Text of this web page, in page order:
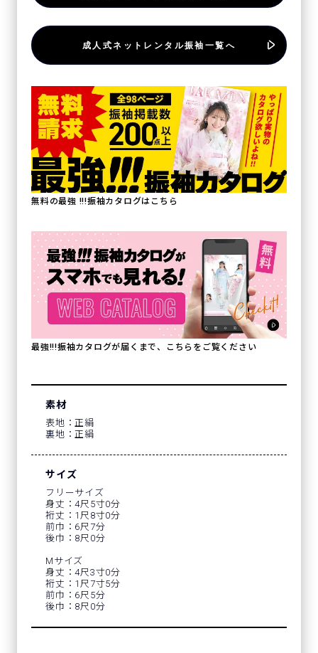
成人式ネットレンタル振袖一覧へ
無料の最強 !!!振袖カタログはこちら
最強!!!振袖カタログが届くまで、こちらをご覧ください
素材
表地：正絹
裏地：正絹
サイズ
フリーサイズ
身丈：4尺5寸0分
裄丈：1尺8寸0分
前巾：6尺7分
後巾：8尺0分
Mサイズ
身丈：4尺3寸0分
裄丈：1尺7寸5分
前巾：6尺5分
後巾：8尺0分